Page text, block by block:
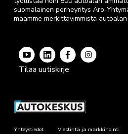
suomalainen perheyritys Aro-
maamme merkittävimmistä
Tilaa uutiskirje
Yhteystiedot Viestintä ja markkinointi